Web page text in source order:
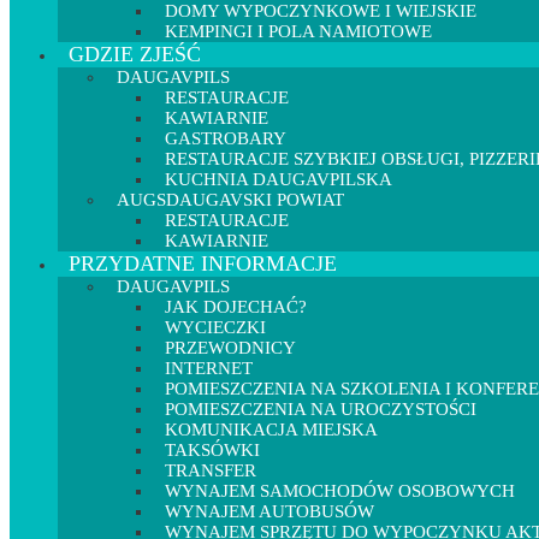
DOMY WYPOCZYNKOWE I WIEJSKIE
KEMPINGI I POLA NAMIOTOWE
GDZIE ZJEŚĆ
DAUGAVPILS
RESTAURACJE
KAWIARNIE
GASTROBARY
RESTAURACJE SZYBKIEJ OBSŁUGI,
KUCHNIA DAUGAVPILSKA
AUGSDAUGAVSKI POWIAT
RESTAURACJE
KAWIARNIE
PRZYDATNE INFORMACJE
DAUGAVPILS
JAK DOJECHAĆ?
WYCIECZKI
PRZEWODNICY
INTERNET
POMIESZCZENIA NA SZKOLENIA I
POMIESZCZENIA NA UROCZYSTOŚCI
KOMUNIKACJA MIEJSKA
TAKSÓWKI
TRANSFER
WYNAJEM SAMOCHODÓW OSOBOWYCH
WYNAJEM AUTOBUSÓW
WYNAJEM SPRZĘTU DO WYPOCZYNKU